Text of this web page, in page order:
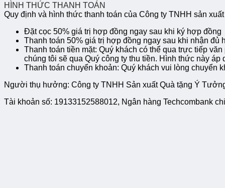
HÌNH THỨC THANH TOÁN
Quy định và hình thức thanh toán của Công ty TNHH sản
Đặt cọc 50% giá trị hợp đồng ngay sau khi ký hợp đồng
Thanh toán 50% giá trị hợp đồng ngay sau khi nhận đủ
Thanh toán tiền mặt: Quý khách có thể qua trực tiếp
chúng tôi sẽ qua Quý công ty thu tiền. Hình thức này áp
Thanh toán chuyển khoản: Quý khách vui lòng chuyển
Người thụ hưởng: Công ty TNHH Sản xuất Quà tặng Ý
Tài khoản số: 19133152588012, Ngân hàng Techcombank